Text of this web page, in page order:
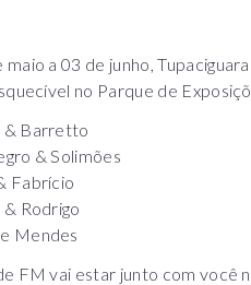
maio a 03 de junho,
no Parque de
& Barretto
& Solimões
Fabrício
Rodrigo
Mendes
FM vai estar junto com você